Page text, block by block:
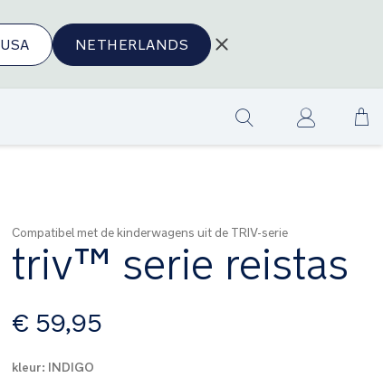
USA NETHERLANDS
Ga
Compatibel met de kinderwagens uit de TRIV-serie
triv™ serie reistas
vanaf
€ 59,95
kleur: INDIGO